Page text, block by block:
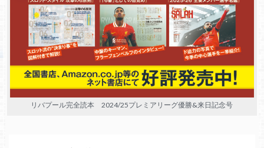
リバプール完全読本 2024/25プレミアリーグ優勝&来日記念号